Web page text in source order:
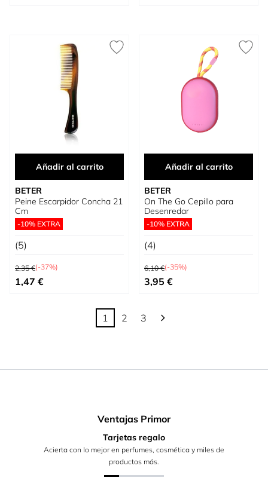
Añadir al carrito
BETER
Peine Escarpidor Concha 21
Cm
-10% EXTRA
(5)
Precio habitual
2,35 €(-37%)
Precio especial
1,47 €
Añadir al carrito
BETER
On The Go Cepillo para
Desenredar
-10% EXTRA
(4)
Precio habitual
6,10 €(-35%)
Precio especial
3,95 €
Actualmente estás leyendo página
1
Página
2
Página
3
Ventajas Primor
Tarjetas regalo
Acierta con lo mejor en perfumes, cosmética y miles de
productos más.